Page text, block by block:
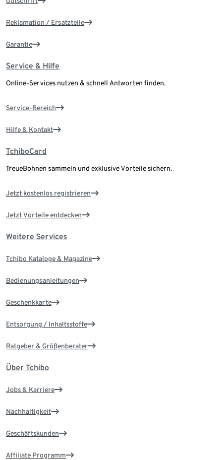
Reklamation / Ersatzteile
Garantie
Service & Hilfe
Online-Services nutzen & schnell Antworten finden.
Service-Bereich
Hilfe & Kontakt
TchiboCard
TreueBohnen sammeln und exklusive Vorteile sichern.
Jetzt kostenlos registrieren
Jetzt Vorteile entdecken
Weitere Services
Tchibo Kataloge & Magazine
Bedienungsanleitungen
Geschenkkarte
Entsorgung / Inhaltsstoffe
Ratgeber & Größenberater
Über Tchibo
Jobs & Karriere
Nachhaltigkeit
Geschäftskunden
Affiliate Programm